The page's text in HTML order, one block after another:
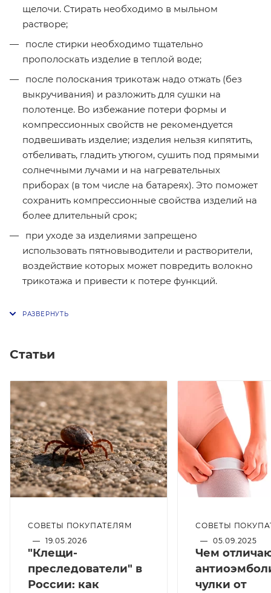
щелочи. Стирать необходимо в мыльном
растворе;
после стирки необходимо тщательно
прополоскать изделие в теплой воде;
после полоскания трикотаж надо отжать (без
выкручивания) и разложить для сушки на
полотенце. Во избежание потери формы и
компрессионных свойств не рекомендуется
подвешивать изделие; изделия нельзя кипятить,
отбеливать, гладить утюгом, сушить под прямыми
солнечными лучами и на нагревательных
приборах (в том числе на батареях). Это поможет
сохранить компрессионные свойства изделий на
более длительный срок;
при уходе за изделиями запрещено
использовать пятновыводители и растворители,
воздействие которых может повредить волокно
трикотажа и привести к потере функций.
Статьи
СОВЕТЫ ПОКУПАТЕЛЯМ
— 19.05.2026
"Клещи-
преследователи" в
России: как
СОВЕТЫ
— 05.09.2025
Чем
чулки от